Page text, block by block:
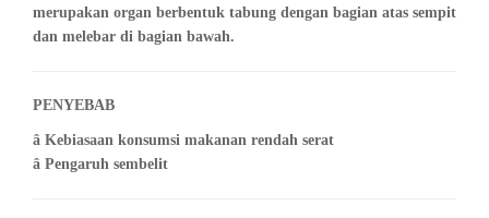
merupakan organ berbentuk tabung dengan bagian atas sempit
dan melebar di bagian bawah.
PENYEBAB
â Kebiasaan konsumsi makanan rendah serat
â Pengaruh sembelit